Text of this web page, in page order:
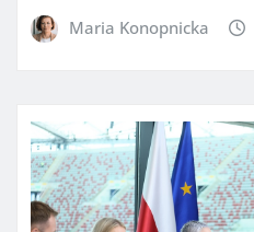
Maria Konopnicka